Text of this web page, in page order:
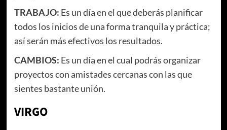
TRABAJO: Es un día en el que deberás planificar
todos los inicios de una forma tranquila y práctica;
así serán más efectivos los resultados.
CAMBIOS: Es un día en el cual podrás organizar
proyectos con amistades cercanas con las que
sientes bastante unión.
VIRGO